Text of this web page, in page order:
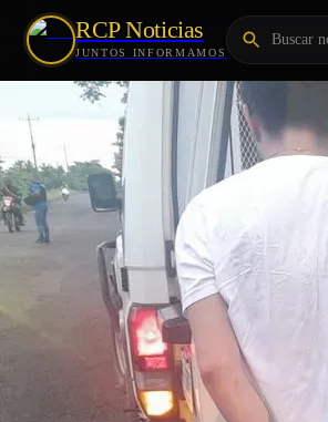
RCP Noticias
JUNTOS INFORMAMOS